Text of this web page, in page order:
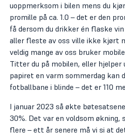
uoppmerksom i bilen mens du
promille på ca. 1.0 – det er den
få dersom du drikker én flaske
aller fleste av oss ville ikke kjørt
veldig mange av oss bruker
Titter du på mobilen, eller hjelper
papiret en varm sommerdag kan
fotballbane i blinde – det er 110
I januar 2023 så økte
30%. Det var en voldsom
flere – ett år senere må vi si at